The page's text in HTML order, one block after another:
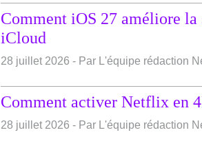
Comment iOS 27 améliore la
iCloud
28 juillet 2026 - Par L'équipe rédaction
Comment activer Netflix en
28 juillet 2026 - Par L'équipe rédaction